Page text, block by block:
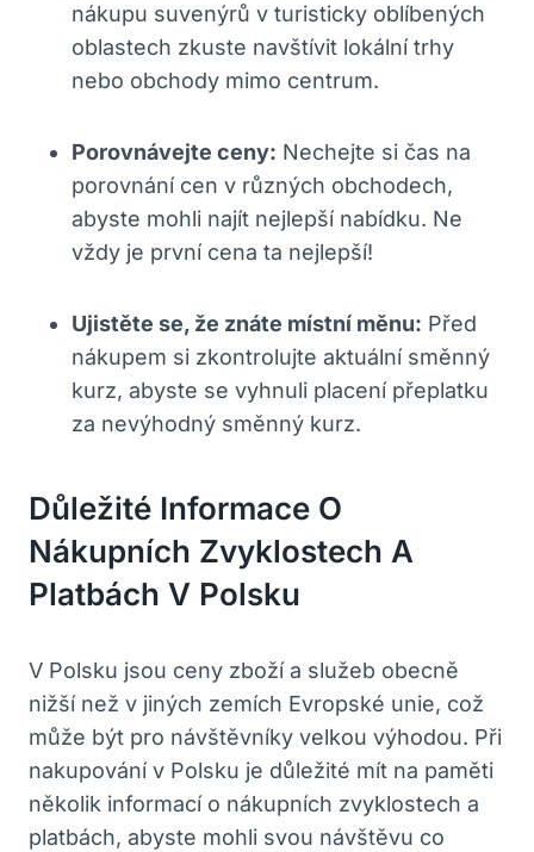
nákupu suvenýrů v turisticky oblíbených
oblastech zkuste navštívit lokální trhy
nebo obchody mimo centrum.
Porovnávejte ceny: Nechejte si čas na
porovnání cen v různých obchodech,
abyste mohli najít nejlepší nabídku. Ne
vždy je první cena ta nejlepší!
Ujistěte se, že znáte místní měnu: Před
nákupem si zkontrolujte aktuální směnný
kurz, abyste se vyhnuli placení přeplatku
za nevýhodný směnný kurz.
Důležité Informace O
Nákupních Zvyklostech A
Platbách V Polsku
V Polsku jsou ceny zboží a služeb obecně
nižší než v jiných zemích Evropské unie, což
může být pro návštěvníky velkou výhodou. Při
nakupování v Polsku je důležité mít na paměti
několik informací o nákupních zvyklostech a
platbách, abyste mohli svou návštěvu co